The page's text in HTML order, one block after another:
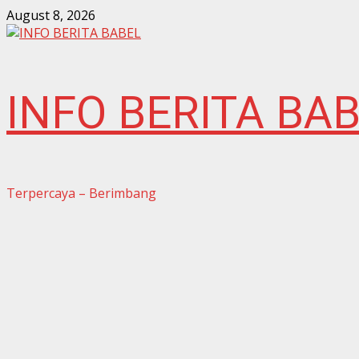
Skip
to
August 8, 2026
INFO BERITA
Terpercaya – Berimbang